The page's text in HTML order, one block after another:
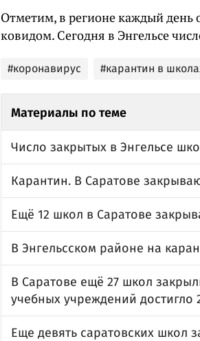
Отметим, в регионе каждый день
ковидом. Сегодня в Энгельсе
#коронавирус #карантин в
Материалы по теме
Число закрытых в Энгельсе
Карантин. В Саратове
Ещё 12 школ в Саратове
В Энгельсском районе на
В Саратове ещё 27 школ
учебных учреждений достигло
Еще девять саратовских школ